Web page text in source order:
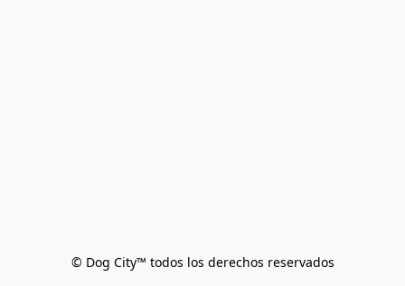
© Dog City™ todos los derechos reservados